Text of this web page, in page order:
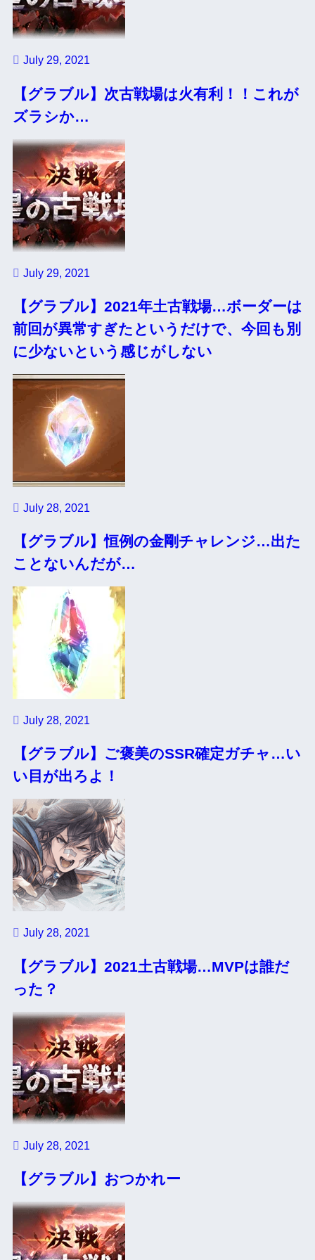
July 29, 2021
【グラブル】次古戦場は火有利！！これが
ズラシか…
July 29, 2021
【グラブル】2021年土古戦場…ボーダーは
前回が異常すぎたというだけで、今回も別
に少ないという感じがしない
July 28, 2021
【グラブル】恒例の金剛チャレンジ…出た
ことないんだが…
July 28, 2021
【グラブル】ご褒美のSSR確定ガチャ…い
い目が出ろよ！
July 28, 2021
【グラブル】2021土古戦場…MVPは誰だ
った？
July 28, 2021
【グラブル】おつかれー